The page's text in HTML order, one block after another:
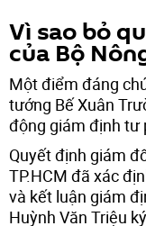
Vì sao bỏ
của Bộ
Một điểm đáng
tướng Bế Xuân
động giám định tư
Quyết định giám
TP.HCM đã xác
và kết luận giám
Huỳnh Văn Triệu